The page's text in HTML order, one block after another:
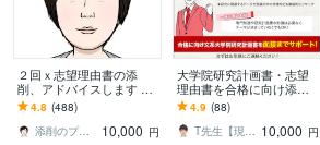
２回ｘ志望理由書の添
削、アドバイスします 大
学入試、大学院入試、専
門学校を受験される方に
4.8 (488)
添削のプロJun★受験・教育アドバイザー
10,000 円
大学院研究計画書・志望
理由書を合格に向け添削
します 元某難関大学・大
学院採用担当者が添削し
ます(面接サポート含)
4.9 (88)
T先生【現役研究者、心理学者、経営者】 10,000 円